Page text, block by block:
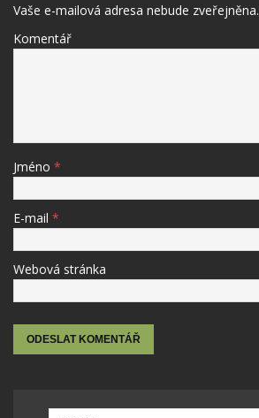
Vaše e-mailová adresa nebude zveřejněna.
Komentář
Jméno *
E-mail *
Webová stránka